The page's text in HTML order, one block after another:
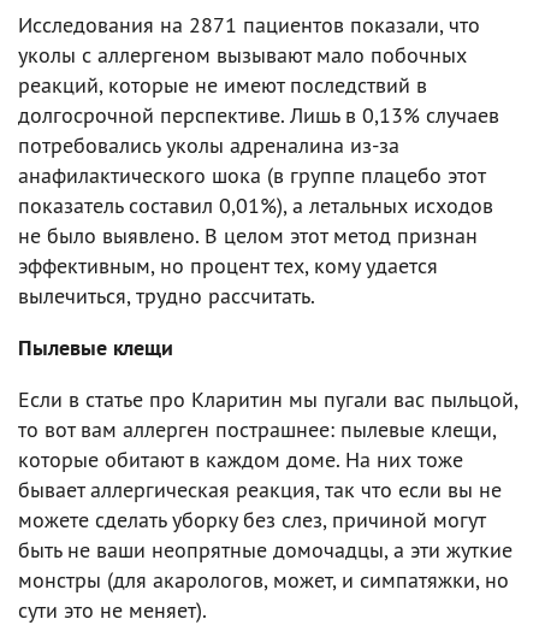
Исследования на 2871 пациентов показали, что
уколы с аллергеном вызывают мало побочных
реакций, которые не имеют последствий в
долгосрочной перспективе. Лишь в 0,13% случаев
потребовались уколы адреналина из-за
анафилактического шока (в группе плацебо этот
показатель составил 0,01%), а летальных исходов
не было выявлено. В целом этот метод признан
эффективным, но процент тех, кому удается
вылечиться, трудно рассчитать.
Пылевые клещи
Если в статье про Кларитин мы пугали вас пыльцой,
то вот вам аллерген пострашнее: пылевые клещи,
которые обитают в каждом доме. На них тоже
бывает аллергическая реакция, так что если вы не
можете сделать уборку без слез, причиной могут
быть не ваши неопрятные домочадцы, а эти жуткие
монстры (для акарологов, может, и симпатяжки, но
сути это не меняет).